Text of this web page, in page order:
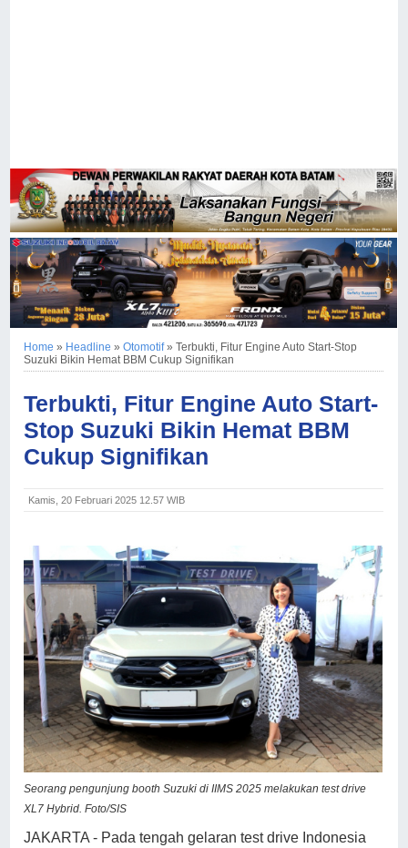
Home » Headline »Otomotif»Terbukti, Fitur Engine Auto Start-Stop
Suzuki Bikin Hemat BBM Cukup Signifikan
Terbukti, Fitur Engine Auto Start-
Stop Suzuki Bikin Hemat BBM
Cukup Signifikan
Kamis, 20 Februari 2025 12.57 WIB
Seorang pengunjung booth Suzuki di IIMS 2025 melakukan test drive
XL7 Hybrid. Foto/SIS
JAKARTA - Pada tengah gelaran test drive Indonesia